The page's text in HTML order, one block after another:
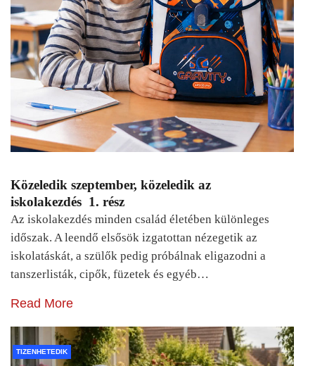
Közeledik szeptember, közeledik az
iskolakezdés 1. rész
Az iskolakezdés minden család életében különleges
időszak. A leendő elsősök izgatottan nézegetik az
iskolatáskát, a szülők pedig próbálnak eligazodni a
tanszerlisták, cipők, füzetek és egyéb…
Read More
TIZENHETEDIK